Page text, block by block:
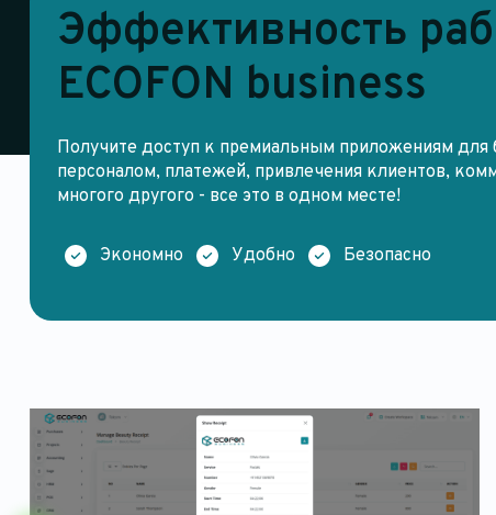
Эффективность
ECOFON business
Получите доступ к премиальным приложениям для
персоналом, платежей, привлечения клиентов,
многого другого - все это в одном месте!
Экономно Удобно Безопасно